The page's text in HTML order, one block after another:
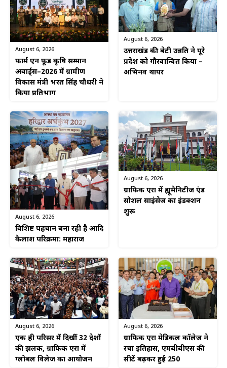
August 6, 2026
फार्म एन फूड कृषि सम्मान
अवार्ड्स–2026 में ग्रामीण
विकास मंत्री भरत सिंह चौधरी ने
किया प्रतिभाग
August 6, 2026
उत्तराखंड की बेटी उन्नति ने पूरे
प्रदेश को गौरवान्वित किया –
अभिनव थापर
August 6, 2026
विशिष्ट पहचान बना रही है आदि
कैलाश परिक्रमा: महाराज
August 6, 2026
ग्राफिक एरा में ह्यूमैनिटीज एंड
सोशल साइंसेज का इंडक्शन
शुरू
August 6, 2026
एक ही परिसर में दिखीं 32 देशों
की झलक, ग्राफिक एरा में
ग्लोबल विलेज का आयोजन
August 6, 2026
ग्राफिक एरा मेडिकल कॉलेज ने
रचा इतिहास, एमबीबीएस की
सीटें बढ़कर हुईं 250